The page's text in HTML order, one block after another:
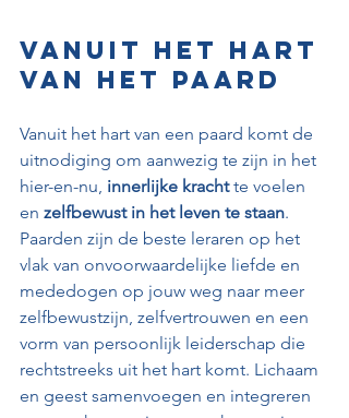
Vanuit het hart
van het paard
Vanuit het hart van een paard komt de
uitnodiging om aanwezig te zijn in het
hier-en-nu, innerlijke kracht te voelen
en zelfbewust in het leven te staan.
Paarden zijn de beste leraren op het
vlak van onvoorwaardelijke liefde en
mededogen op jouw weg naar meer
zelfbewustzijn, zelfvertrouwen en een
vorm van persoonlijk leiderschap die
rechtstreeks uit het hart komt. Lichaam
en geest samenvoegen en integreren